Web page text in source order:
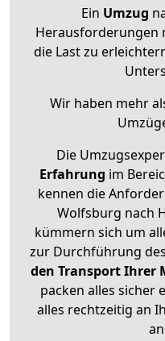
Ein Umzug
Herausforderungen
die Last zu
Wir haben mehr
Die
Erfahrung im
kennen die
Wolfsburg nach
kümmern sich um
zur Durchführung
den Transport Ihrer
packen alles sicher
alles rechtzeitig an